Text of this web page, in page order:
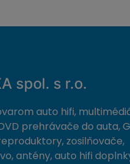
spol. s r.o.
auto hifi,
prehrávače do auta,
zosilňovače,
antény, auto hifi